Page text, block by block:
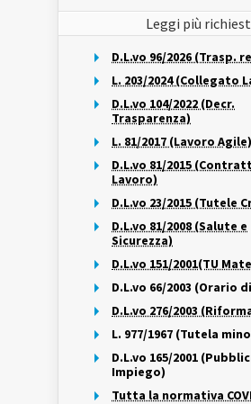
Leggi più
D.L.vo 96/2026 (Trasp.
L. 203/2024 (Collegato
D.L.vo 104/2022 (Decr.
Trasparenza)
L. 81/2017 (Lavoro Agile)
D.L.vo 81/2015
Lavoro)
D.L.vo 23/2015 (Tutele
D.L.vo 81/2008 (Salute e
Sicurezza)
D.L.vo 151/2001(TU
D.L.vo 66/2003 (Orario
D.L.vo 276/2003
L. 977/1967 (Tutela
D.L.vo 165/2001
Impiego)
Tutta la normativa